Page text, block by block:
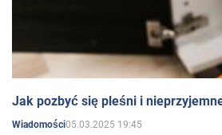
Jak pozbyć się pleśni i
Wiadomości05.03.2025 19:45